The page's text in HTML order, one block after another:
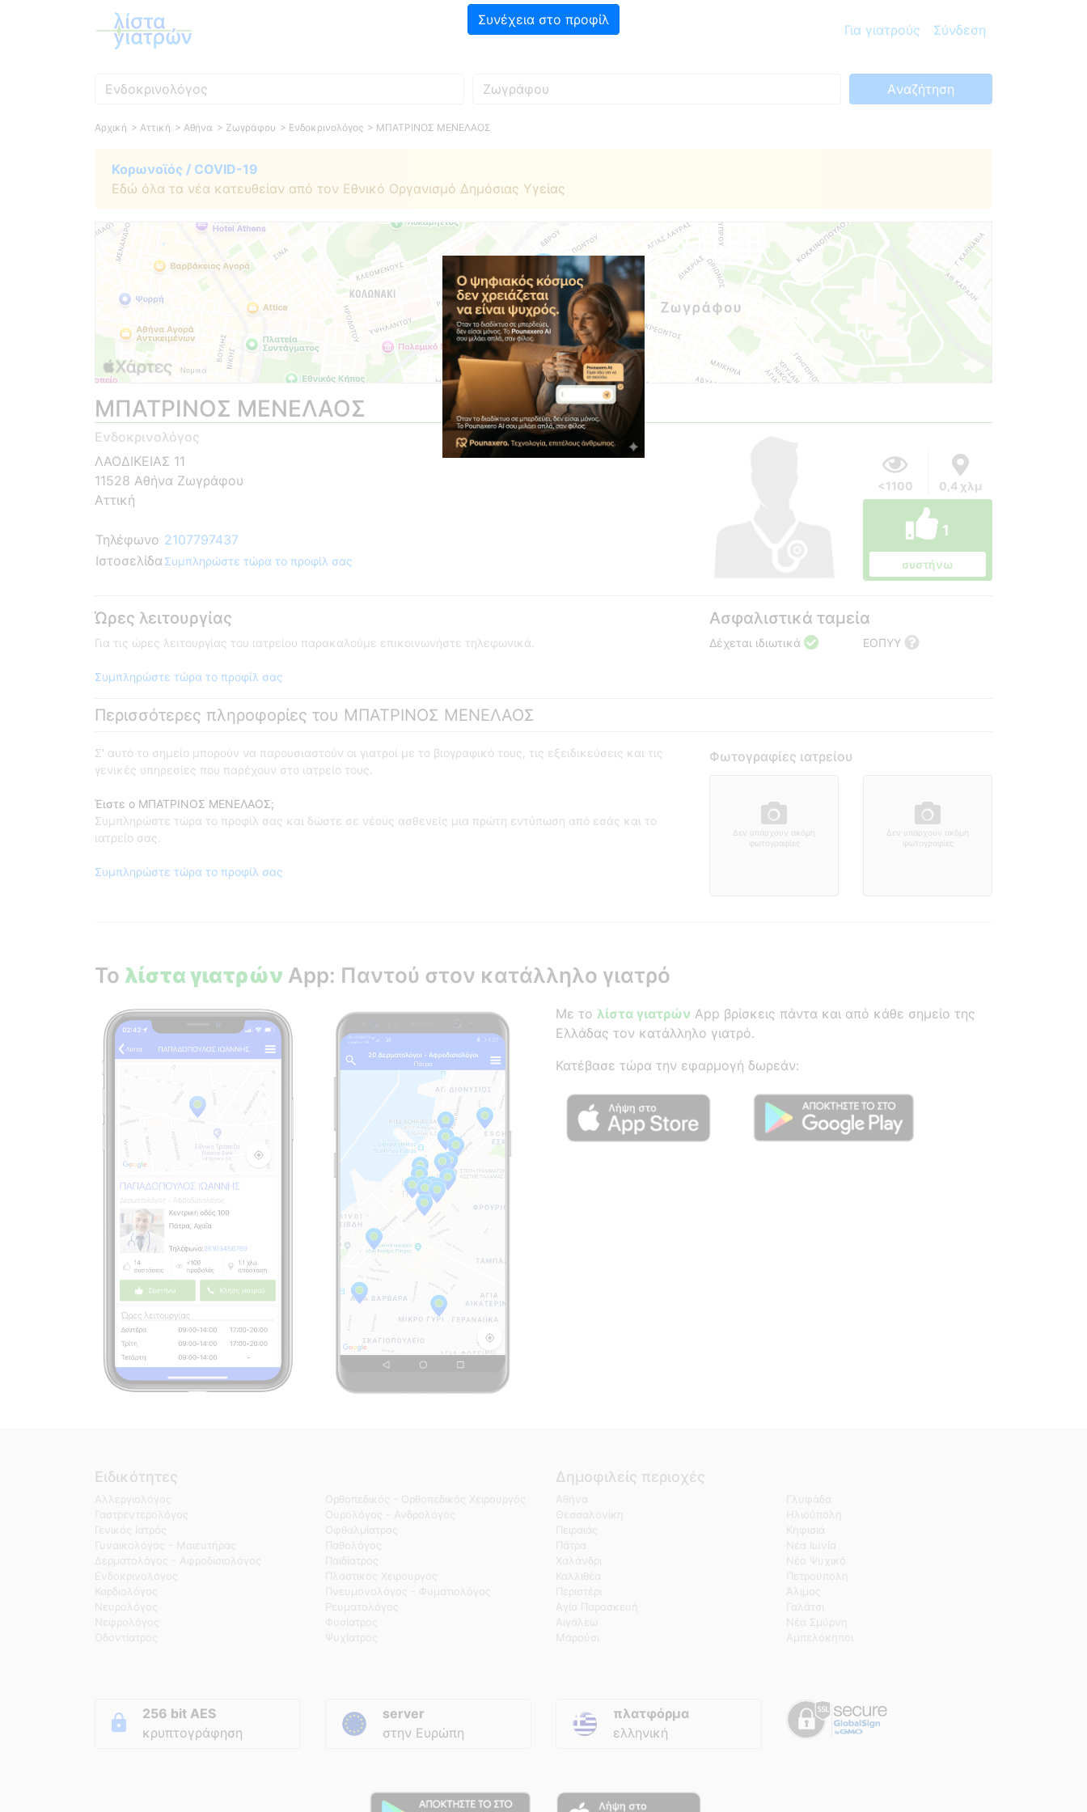
Για γιατρούς Σύνδεση
Συνέχεια στο προφίλ
Ειδικότητα Πού Aναζήτηση
Αρχική > Αττική > Αθήνα > Ζωγράφου > Ενδοκρινολόγος > ΜΠΑΤΡΙΝΟΣ ΜΕΝΕΛΑΟΣ
Κορωνοϊός / COVID-19
Εδώ όλα τα νέα κατευθείαν από τον Εθνικό Οργανισμό Δημόσιας Υγείας
ΜΠΑΤΡΙΝΟΣ ΜΕΝΕΛΑΟΣ
Ενδοκρινολόγος
ΛΑΟΔΙΚΕΙΑΣ 11
11528 Αθήνα Ζωγράφου
Αττική
Τηλέφωνο 2107797437
Ιστοσελίδα Συμπληρώστε τώρα το προφίλ σας
<1100 0,4 χλμ
1
συστήνω
Ώρες λειτουργίας
Για τις ώρες λειτουργίας του ιατρείου παρακαλούμε επικοινωνήστε τηλεφωνικά.
Συμπληρώστε τώρα το προφίλ σας
Ασφαλιστικά ταμεία
Δέχεται ιδιωτικά ΕΟΠΥΥ
Περισσότερες πληροφορίες του ΜΠΑΤΡΙΝΟΣ ΜΕΝΕΛΑΟΣ
Σ' αυτό το σημείο μπορούν να παρουσιαστούν οι γιατροί με το βιογραφικό τους, τις εξειδικεύσεις και τις
γενικές υπηρεσίες που παρέχουν στο ιατρείο τους.
Έιστε ο ΜΠΑΤΡΙΝΟΣ ΜΕΝΕΛΑΟΣ;
Συμπληρώστε τώρα το προφίλ σας και δώστε σε νέους ασθενείς μια πρώτη εντύπωση από εσάς και το
ιατρείο σας.
Συμπληρώστε τώρα το προφίλ σας
Φωτογραφίες ιατρείου
Δεν υπάρχουν ακόμη
φωτογραφίες
Δεν υπάρχουν ακόμη
φωτογραφίες
Το λίστα γιατρών App: Παντού στον κατάλληλο γιατρό
Με το λίστα γιατρών App βρίσκεις πάντα και από κάθε σημείο της
Ελλάδας τον κατάλληλο γιατρό.
Κατέβασε τώρα την εφαρμογή δωρεάν:
Ειδικότητες
Αλλεργιολόγος
Γαστρεντερολόγος
Γενικός Ιατρός
Γυναικολόγος - Μαιευτήρας
Δερματολόγος - Αφροδισιολόγος
Ενδοκρινολόγος
Καρδιολόγος
Νευρολόγος
Νεφρολόγος
Οδοντίατρος
Ορθοπεδικός - Ορθοπεδικός Χειρουργός
Ουρολόγος - Ανδρολόγος
Οφθαλμίατρος
Παθολόγος
Παιδίατρος
Πλαστικός Χειρουργός
Πνευμονολόγος - Φυματιολόγος
Ρευματολόγος
Φυσίατρος
Ψυχίατρος
Δημοφιλείς περιοχές
Αθήνα
Θεσσαλονίκη
Πειραιάς
Πάτρα
Χαλάνδρι
Καλλιθέα
Περιστέρι
Αγία Παρασκευή
Αιγάλεω
Μαρούσι
Γλυφάδα
Ηλιούπολη
Κηφισιά
Νέα Ιωνία
Νέο Ψυχικό
Πετρούπολη
Άλιμος
Γαλάτσι
Νέα Σμύρνη
Αμπελόκηποι
256 bit AES
κρυπτογράφηση
server
στην Ευρώπη
πλατφόρμα
ελληνική